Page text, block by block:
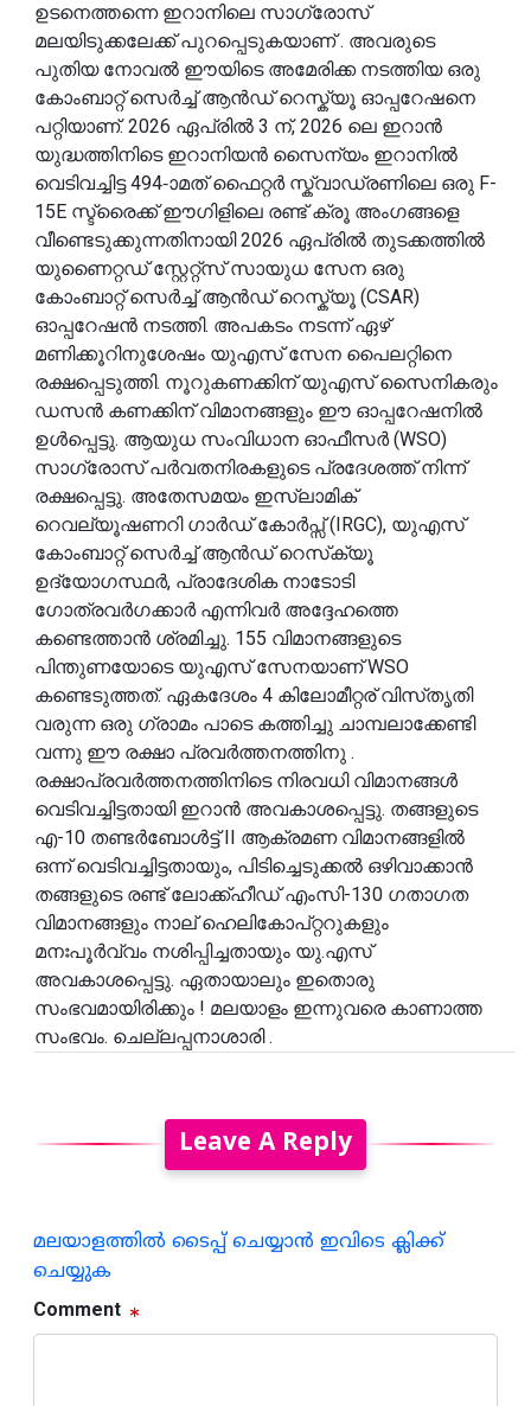
ഉടനെത്തന്നെ ഇറാനിലെ സാഗ്രോസ്
മലയിടുക്കലേക്ക്‌ പുറപ്പെടുകയാണ് . അവരുടെ
പുതിയ നോവൽ ഈയിടെ അമേരിക്ക നടത്തിയ ഒരു
കോംബാറ്റ് സെർച്ച് ആൻഡ് റെസ്ക്യൂ ഓപ്പറേഷനെ
പറ്റിയാണ്. 2026 ഏപ്രിൽ 3 ന്, 2026 ലെ ഇറാൻ
യുദ്ധത്തിനിടെ ഇറാനിയൻ സൈന്യം ഇറാനിൽ
വെടിവച്ചിട്ട 494-ാമത് ഫൈറ്റർ സ്ക്വാഡ്രണിലെ ഒരു F-
15E സ്ട്രൈക്ക് ഈഗിളിലെ രണ്ട് ക്രൂ അംഗങ്ങളെ
വീണ്ടെടുക്കുന്നതിനായി 2026 ഏപ്രിൽ തുടക്കത്തിൽ
യുണൈറ്റഡ് സ്റ്റേറ്റ്സ് സായുധ സേന ഒരു
കോംബാറ്റ് സെർച്ച് ആൻഡ് റെസ്ക്യൂ (CSAR)
ഓപ്പറേഷൻ നടത്തി. അപകടം നടന്ന് ഏഴ്
മണിക്കൂറിനുശേഷം യുഎസ് സേന പൈലറ്റിനെ
രക്ഷപ്പെടുത്തി. നൂറുകണക്കിന് യുഎസ് സൈനികരും
ഡസൻ കണക്കിന് വിമാനങ്ങളും ഈ ഓപ്പറേഷനിൽ
ഉൾപ്പെട്ടു. ആയുധ സംവിധാന ഓഫീസർ (WSO)
സാഗ്രോസ് പർവതനിരകളുടെ പ്രദേശത്ത് നിന്ന്
രക്ഷപ്പെട്ടു. അതേസമയം ഇസ്ലാമിക്
റെവല്യൂഷണറി ഗാർഡ് കോർപ്സ് (IRGC), യുഎസ്
കോംബാറ്റ് സെർച്ച് ആൻഡ് റെസ്‌ക്യൂ
ഉദ്യോഗസ്ഥർ, പ്രാദേശിക നാടോടി
ഗോത്രവർഗക്കാർ എന്നിവർ അദ്ദേഹത്തെ
കണ്ടെത്താൻ ശ്രമിച്ചു. 155 വിമാനങ്ങളുടെ
പിന്തുണയോടെ യുഎസ് സേനയാണ് WSO
കണ്ടെടുത്തത്. ഏകദേശം 4 കിലോമീറ്റര് വിസ്‌തൃതി
വരുന്ന ഒരു ഗ്രാമം പാടെ കത്തിച്ചു ചാമ്പലാക്കേണ്ടി
വന്നു ഈ രക്ഷാ പ്രവർത്തനത്തിനു .
രക്ഷാപ്രവർത്തനത്തിനിടെ നിരവധി വിമാനങ്ങൾ
വെടിവച്ചിട്ടതായി ഇറാൻ അവകാശപ്പെട്ടു. തങ്ങളുടെ
എ-10 തണ്ടർബോൾട്ട് II ആക്രമണ വിമാനങ്ങളിൽ
ഒന്ന് വെടിവച്ചിട്ടതായും, പിടിച്ചെടുക്കൽ ഒഴിവാക്കാൻ
തങ്ങളുടെ രണ്ട് ലോക്ക്ഹീഡ് എംസി-130 ഗതാഗത
വിമാനങ്ങളും നാല് ഹെലികോപ്റ്ററുകളും
മനഃപൂർവ്വം നശിപ്പിച്ചതായും യു.എസ്
അവകാശപ്പെട്ടു. ഏതായാലും ഇതൊരു
സംഭവമായിരിക്കും ! മലയാളം ഇന്നുവരെ കാണാത്ത
സംഭവം. ചെല്ലപ്പനാശാരി .
Leave A Reply
മലയാളത്തില്‍ ടൈപ്പ് ചെയ്യാന്‍ ഇവിടെ ക്ലിക്ക്
ചെയ്യുക
Comment